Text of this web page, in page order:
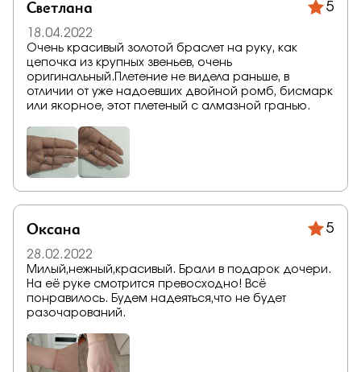
Светлана 5
18.04.2022
Очень красивый золотой браслет на руку, как
цепочка из крупных звеньев, очень
оригинальный.Плетение не видела раньше, в
отличии от уже надоевших двойной ромб, бисмарк
или якорное, этот плетеный с алмазной гранью.
Оксана 5
28.02.2022
Милый,нежный,красивый. Брали в подарок дочери.
На её руке смотрится превосходно! Всё
понравилось. Будем надеяться,что не будет
разочарований.